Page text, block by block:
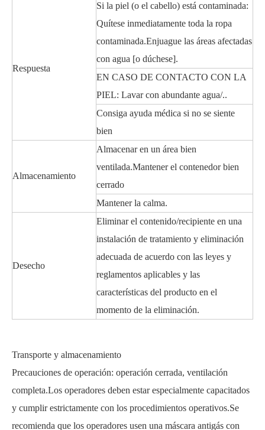
Respuesta
Si la piel (o el cabello) está contaminada:
Quítese inmediatamente toda la ropa
contaminada.Enjuague las áreas afectadas
con agua [o dúchese].
EN CASO DE CONTACTO CON LA
PIEL: Lavar con abundante agua/..
Consiga ayuda médica si no se siente
bien
Almacenamiento
Almacenar en un área bien
ventilada.Mantener el contenedor bien
cerrado
Mantener la calma.
Desecho
Eliminar el contenido/recipiente en una
instalación de tratamiento y eliminación
adecuada de acuerdo con las leyes y
reglamentos aplicables y las
características del producto en el
momento de la eliminación.
Transporte y almacenamiento
Precauciones de operación: operación cerrada, ventilación
completa.Los operadores deben estar especialmente capacitados
y cumplir estrictamente con los procedimientos operativos.Se
recomienda que los operadores usen una máscara antigás con